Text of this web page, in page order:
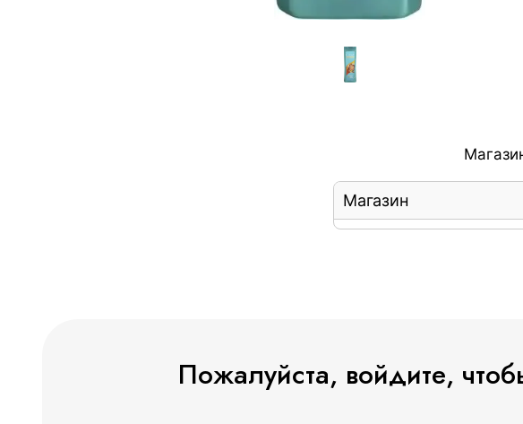
Магазин
Пожалуйста, войдите,